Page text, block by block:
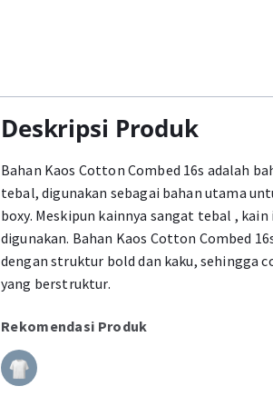
Deskripsi Produk
Bahan Kaos Cotton Combed 16s adalah
tebal, digunakan sebagai bahan utama
boxy. Meskipun kainnya sangat tebal ,
digunakan. Bahan Kaos Cotton Combed
dengan struktur bold dan kaku, sehingga
yang berstruktur.
Rekomendasi Produk